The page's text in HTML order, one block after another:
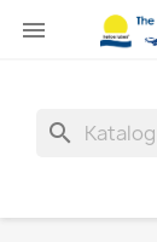

search